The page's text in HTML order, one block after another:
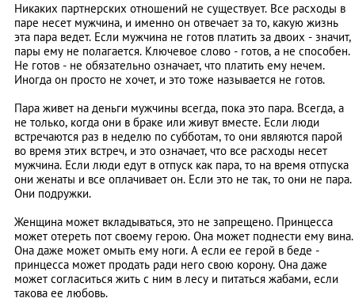
Никаких партнерских отношений не существует. Все расходы в
паре несет мужчина, и именно он отвечает за то, какую жизнь
эта пара ведет. Если мужчина не готов платить за двоих - значит,
пары ему не полагается. Ключевое слово - готов, а не способен.
Не готов - не обязательно означает, что платить ему нечем.
Иногда он просто не хочет, и это тоже называется не готов.
Пара живет на деньги мужчины всегда, пока это пара. Всегда, а
не только, когда они в браке или живут вместе. Если люди
встречаются раз в неделю по субботам, то они являются парой
во время этих встреч, и это означает, что все расходы несет
мужчина. Если люди едут в отпуск как пара, то на время отпуска
они женаты и все оплачивает он. Если это не так, то они не пара.
Они подружки.
Женщина может вкладываться, это не запрещено. Принцесса
может отереть пот своему герою. Она может поднести ему вина.
Она даже может омыть ему ноги. А если ее герой в беде -
принцесса может продать ради него свою корону. Она даже
может согласиться жить с ним в лесу и питаться жабами, если
такова ее любовь.